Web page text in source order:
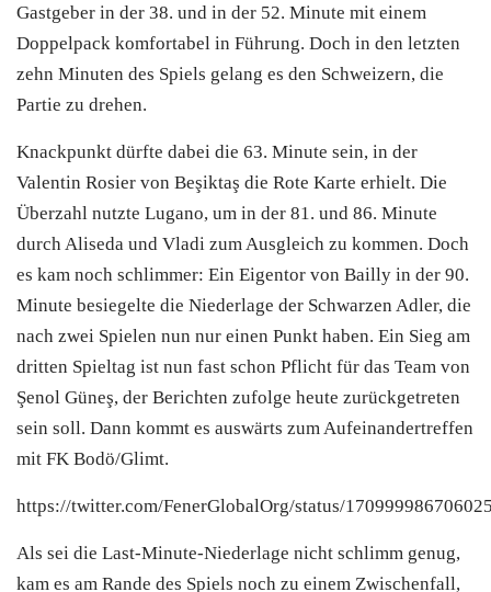
Gastgeber in der 38. und in der 52. Minute mit einem
Doppelpack komfortabel in Führung. Doch in den letzten
zehn Minuten des Spiels gelang es den Schweizern, die
Partie zu drehen.
Knackpunkt dürfte dabei die 63. Minute sein, in der
Valentin Rosier von Beşiktaş die Rote Karte erhielt. Die
Überzahl nutzte Lugano, um in der 81. und 86. Minute
durch Aliseda und Vladi zum Ausgleich zu kommen. Doch
es kam noch schlimmer: Ein Eigentor von Bailly in der 90.
Minute besiegelte die Niederlage der Schwarzen Adler, die
nach zwei Spielen nun nur einen Punkt haben. Ein Sieg am
dritten Spieltag ist nun fast schon Pflicht für das Team von
Şenol Güneş, der Berichten zufolge heute zurückgetreten
sein soll. Dann kommt es auswärts zum Aufeinandertreffen
mit FK Bodö/Glimt.
https://twitter.com/FenerGlobalOrg/status/
Als sei die Last-Minute-Niederlage nicht schlimm genug,
kam es am Rande des Spiels noch zu einem Zwischenfall,